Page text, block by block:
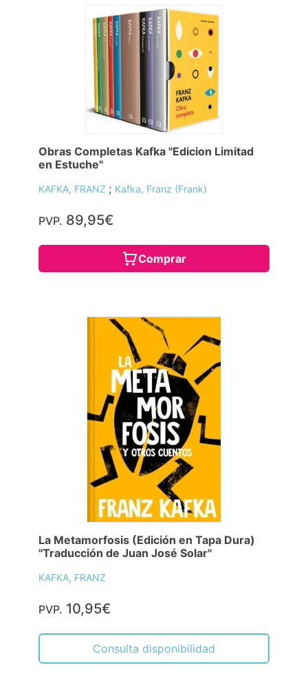
Obras Completas Kafka "Edicion Limitad
en Estuche"
KAFKA, FRANZ ; Kafka, Franz (Frank)
PVP. 89,95€
Comprar
La Metamorfosis (Edición en Tapa Dura)
"Traducción de Juan José Solar"
KAFKA, FRANZ
PVP. 10,95€
Consulta disponibilidad